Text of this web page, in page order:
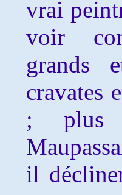
vrai
voir
grands
cravates
; plus
il